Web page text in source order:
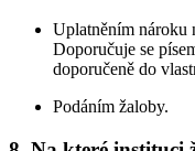
Uplatněním nároku
Doporučuje se
doporučeně do
Podáním žaloby.